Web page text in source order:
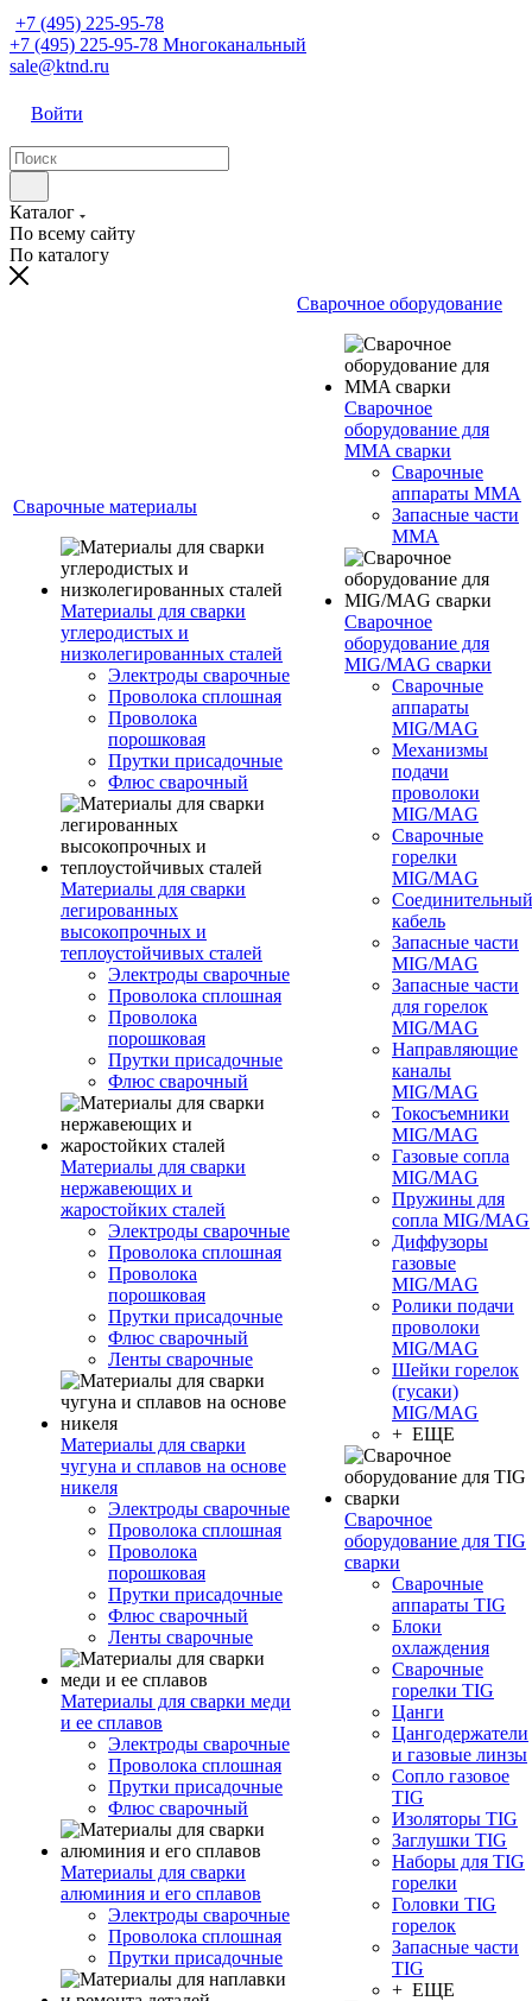
+7 (495) 225-95-78
+7 (495) 225-95-78 Многоканальный
sale@ktnd.ru
Войти
Каталог
По всему сайту
По каталогу
Сварочные материалы
Материалы для сварки
углеродистых и
низколегированных сталей
Электроды сварочные
Проволока сплошная
Проволока
порошковая
Прутки присадочные
Флюс сварочный
Материалы для сварки
легированных
высокопрочных и
теплоустойчивых сталей
Электроды сварочные
Проволока сплошная
Проволока
порошковая
Прутки присадочные
Флюс сварочный
Материалы для сварки
нержавеющих и
жаростойких сталей
Электроды сварочные
Проволока сплошная
Проволока
порошковая
Прутки присадочные
Флюс сварочный
Ленты сварочные
Материалы для сварки
чугуна и сплавов на основе
никеля
Электроды сварочные
Проволока сплошная
Проволока
порошковая
Прутки присадочные
Флюс сварочный
Ленты сварочные
Материалы для сварки меди
и ее сплавов
Электроды сварочные
Проволока сплошная
Прутки присадочные
Флюс сварочный
Материалы для сварки
алюминия и его сплавов
Электроды сварочные
Проволока сплошная
Прутки присадочные
Сварочное оборудование
Сварочное
оборудование для
MMA сварки
Сварочные
аппараты MMA
Запасные части
MMA
Сварочное
оборудование для
MIG/MAG сварки
Сварочные
аппараты
MIG/MAG
Механизмы
подачи
проволоки
MIG/MAG
Сварочные
горелки
MIG/MAG
Соединительный
кабель
Запасные части
MIG/MAG
Запасные части
для горелок
MIG/MAG
Направляющие
каналы
MIG/MAG
Токосъемники
MIG/MAG
Газовые сопла
MIG/MAG
Пружины для
сопла MIG/MAG
Диффузоры
газовые
MIG/MAG
Ролики подачи
проволоки
MIG/MAG
Шейки горелок
(гусаки)
MIG/MAG
+ ЕЩЕ
Сварочное
оборудование для TIG
сварки
Сварочные
аппараты TIG
Блоки
охлаждения
Сварочные
горелки TIG
Цанги
Цангодержатели
и газовые линзы
Сопло газовое
TIG
Изоляторы TIG
Заглушки TIG
Наборы для TIG
горелки
Головки TIG
горелок
Запасные части
TIG
+ ЕЩЕ